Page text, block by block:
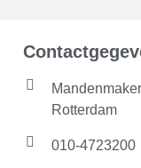
Rotterdam
010-4723200